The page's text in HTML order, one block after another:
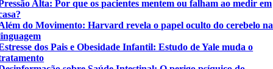
Alta: Por que os pacientes mentem ou falham ao medir em
do Movimento: Harvard revela o papel oculto do cerebelo na
dos Pais e Obesidade Infantil: Estudo de Yale muda o